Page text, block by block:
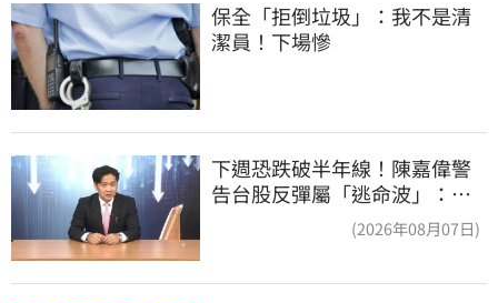
保全「拒倒垃圾」：我不是清
潔員！下場慘
下週恐跌破半年線！陳嘉偉警
告台股反彈屬「逃命波」：空
(2026年08月07日)